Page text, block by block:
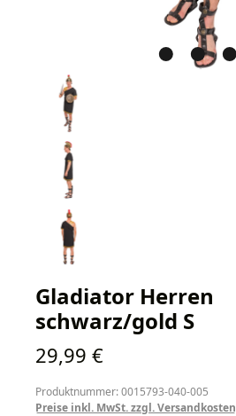
Gladiator Herren
schwarz/gold S
Regulärer Preis:
29,99 €
Produktnummer: 0015793-040-005
Preise inkl. MwSt. zzgl. Versandkosten